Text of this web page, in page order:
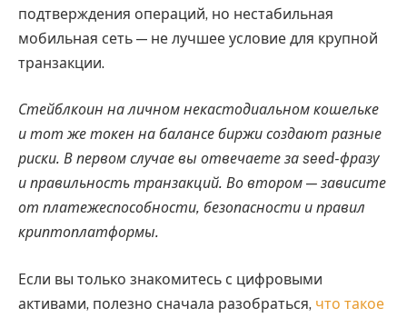
подтверждения операций, но нестабильная
мобильная сеть — не лучшее условие для крупной
транзакции.
Стейблкоин на личном некастодиальном кошельке
и тот же токен на балансе биржи создают разные
риски. В первом случае вы отвечаете за seed-фразу
и правильность транзакций. Во втором — зависите
от платежеспособности, безопасности и правил
криптоплатформы.
Если вы только знакомитесь с цифровыми
активами, полезно сначала разобраться, что такое